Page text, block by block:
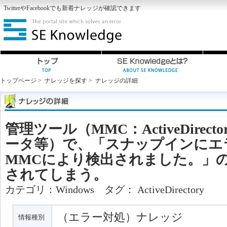
TwitterやFacebookでも新着ナレッジが確認できます
トップページ > ナレッジを探す > ナレッジの詳細
管理ツール（MMC：
ータ等）で、「スナップインに
MMCにより検出されました。」
されてしまう。
カテゴリ： Windows タグ： ActiveDirectory
情報種別 （エラー対処）ナレッジ